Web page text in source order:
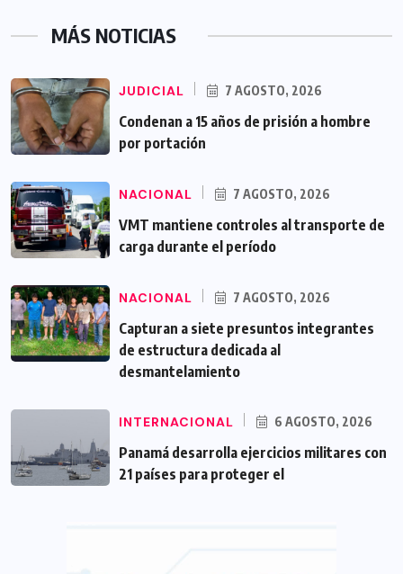
MÁS NOTICIAS
JUDICIAL 7 AGOSTO, 2026
Condenan a 15 años de prisión a hombre
por portación
NACIONAL 7 AGOSTO, 2026
VMT mantiene controles al transporte de
carga durante el período
NACIONAL 7 AGOSTO, 2026
Capturan a siete presuntos integrantes
de estructura dedicada al
desmantelamiento
INTERNACIONAL 6 AGOSTO, 2026
Panamá desarrolla ejercicios militares con
21 países para proteger el